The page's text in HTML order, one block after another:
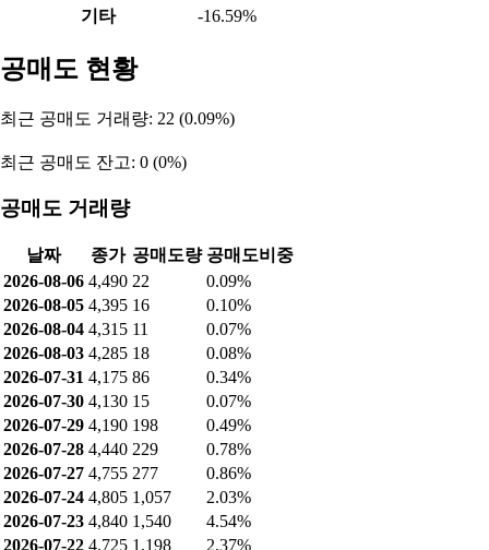
기타
-16.59%
공매도 현황
최근 공매도 거래량: 22 (0.09%)
최근 공매도 잔고: 0 (0%)
공매도 거래량
날짜 종가 공매도량 공매도비중
2026-08-06 4,490 22
0.09%
2026-08-05 4,395 16
0.10%
2026-08-04 4,315 11
0.07%
2026-08-03 4,285 18
0.08%
2026-07-31 4,175 86
0.34%
2026-07-30 4,130 15
0.07%
2026-07-29 4,190 198
0.49%
2026-07-28 4,440 229
0.78%
2026-07-27 4,755 277
0.86%
2026-07-24 4,805 1,057
2.03%
2026-07-23 4,840 1,540
4.54%
2026-07-22 4,725 1,198
2.37%